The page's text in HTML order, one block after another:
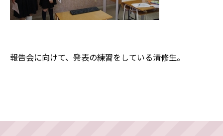
報告会に向けて、発表の練習をしている清修生。